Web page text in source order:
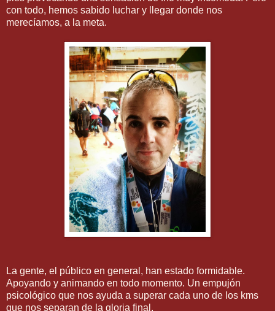
con todo, hemos sabido luchar y llegar donde nos
merecíamos, a la meta.
La gente, el público en general, han estado formidable.
Apoyando y animando en todo momento. Un empujón
psicológico que nos ayuda a superar cada uno de los kms
que nos separan de la gloria final.